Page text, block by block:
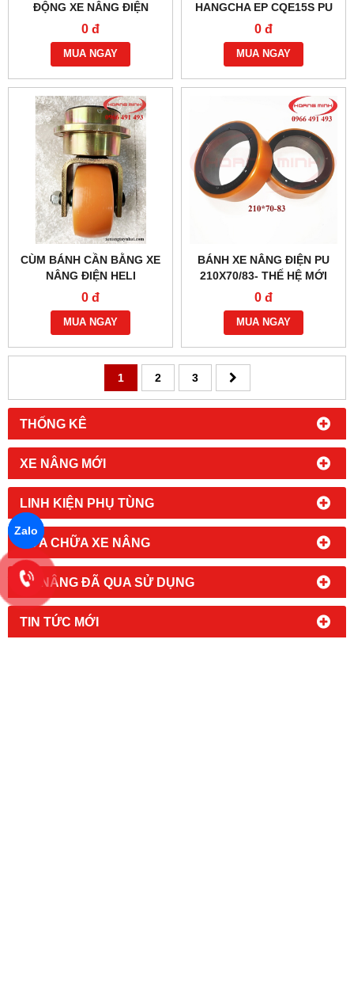
THỐNG KÊ
XE NÂNG MỚI
LINH KIỆN PHỤ TÙNG
SỬA CHỮA XE NÂNG
XE NÂNG ĐÃ QUA SỬ DỤNG
TIN TỨC MỚI
ĐỘNG XE NÂNG ĐIỆN
THẤP
0 đ
MUA NGAY
HANGCHA EP CQE15S PU
260X105
0 đ
MUA NGAY
CÙM BÁNH CẦN BẰNG XE
NÂNG ĐIỆN HELI
0 đ
MUA NGAY
BÁNH XE NÂNG ĐIỆN PU
210X70/83- THẾ HỆ MỚI
0 đ
MUA NGAY
1 2 3
Zalo